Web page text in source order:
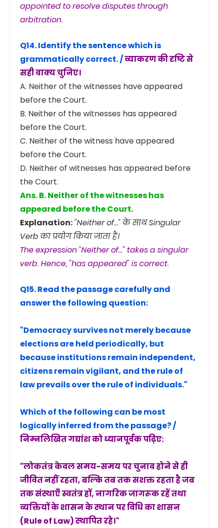
appointed to resolve disputes through
arbitration.
Q14. Identify the sentence which is
grammatically correct. /व्याकरण की दृष्टि से
सही वाक्य चुनिए।
A. Neither of the witnesses have appeared
before the Court.
B. Neither of the witnesses has appeared
before the Court.
C. Neither of the witness have appeared
before the Court.
D. Neither of witnesses has appeared before
the Court.
Ans. B. Neither of the witnesses has
appeared before the Court.
Explanation:"Neither of..." के साथ Singular
Verb का प्रयोग किया जाता है।
The expression "Neither of..." takes a singular
verb. Hence, "has appeared" is correct.
Q15. Read the passage carefully and
answer the following question:
"Democracy survives not merely because
elections are held periodically, but
because institutions remain independent,
citizens remain vigilant, and the rule of
law prevails over the rule of individuals."
Which of the following can be most
logically inferred from the passage? /
निम्नलिखित गद्यांश को ध्यानपूर्वक पढ़िए:
"लोकतंत्र केवल समय-समय पर चुनाव होने से ही
जीवित नहीं रहता, बल्कि तब तक सशक्त रहता है जब
तक संस्थाएँ स्वतंत्र हों, नागरिक जागरूक रहें तथा
व्यक्तियों के शासन के स्थान पर विधि का शासन
(Rule of Law) स्थापित रहे।"